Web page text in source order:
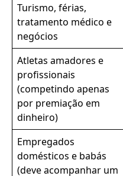
Turismo, férias,
tratamento médico e
negócios
Atletas amadores e
profissionais
(competindo apenas
por premiação em
dinheiro)
Empregados
domésticos e babás
(deve acompanhar um